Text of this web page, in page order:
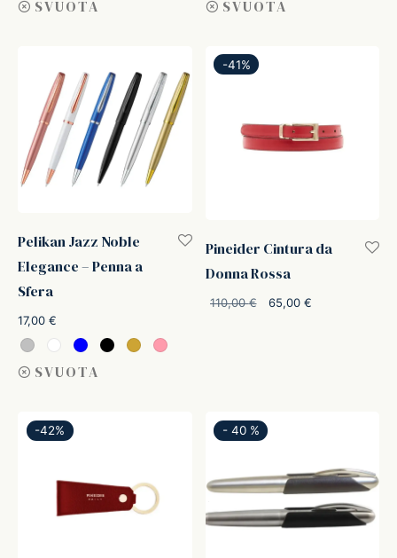
SVUOTA SVUOTA
Pelikan Jazz Noble
Elegance – Penna a
Sfera
17,00 €
SVUOTA
-41%
Pineider Cintura da
Donna Rossa
110,00€
Il prezzo
65,00 €
-42% - 40 %